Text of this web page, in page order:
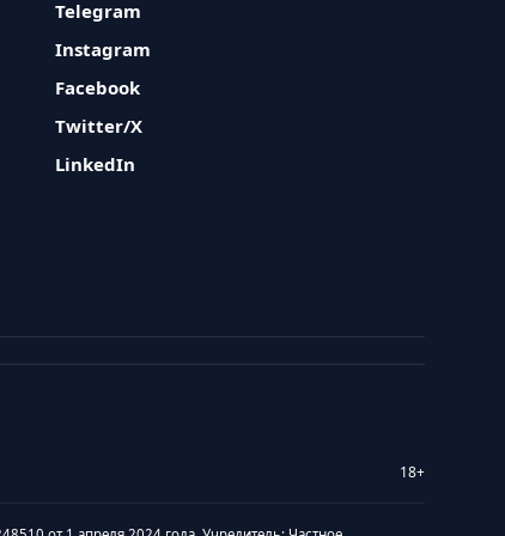
Telegram
Instagram
Facebook
Twitter/X
LinkedIn
18+